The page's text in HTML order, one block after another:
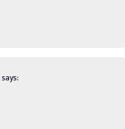
says: